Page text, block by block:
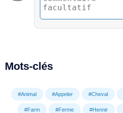
Mots-clés
#Animal #Appeler #Cheval
#Farm #Ferme #Hennir